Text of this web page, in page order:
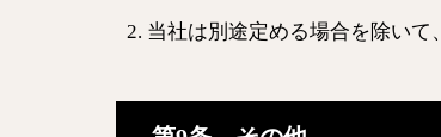
当社は別途定める場合を除いて